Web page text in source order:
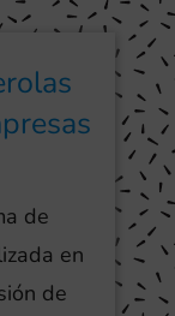
de
en
de